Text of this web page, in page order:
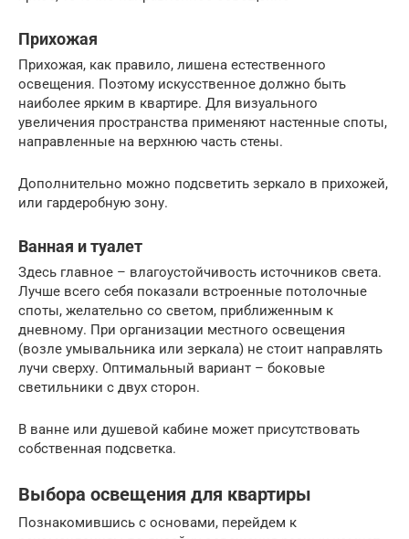
Прихожая
Прихожая, как правило, лишена естественного
освещения. Поэтому искусственное должно быть
наиболее ярким в квартире. Для визуального
увеличения пространства применяют настенные споты,
направленные на верхнюю часть стены.
Дополнительно можно подсветить зеркало в прихожей,
или гардеробную зону.
Ванная и туалет
Здесь главное – влагоустойчивость источников света.
Лучше всего себя показали встроенные потолочные
споты, желательно со светом, приближенным к
дневному. При организации местного освещения
(возле умывальника или зеркала) не стоит направлять
лучи сверху. Оптимальный вариант – боковые
светильники с двух сторон.
В ванне или душевой кабине может присутствовать
собственная подсветка.
Выбора освещения для квартиры
Познакомившись с основами, перейдем к